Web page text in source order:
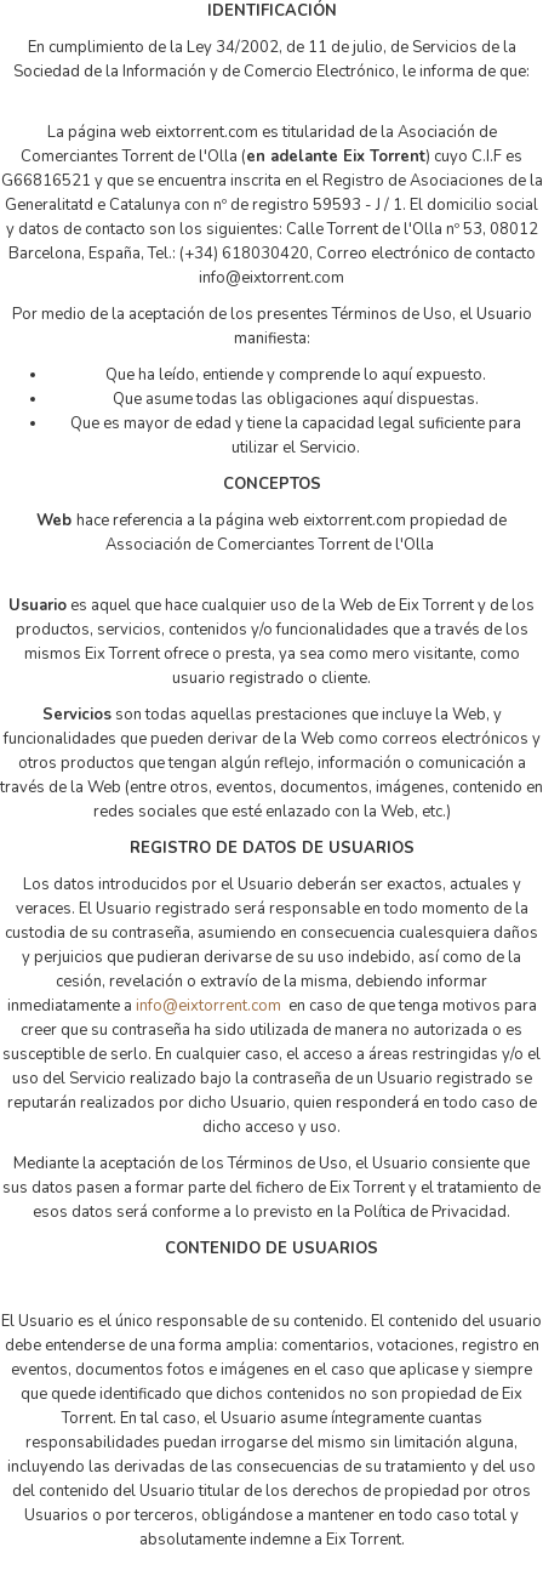
IDENTIFICACIÓN
En cumplimiento de la Ley 34/2002, de 11 de julio, de Servicios de la
Sociedad de la Información y de Comercio Electrónico, le informa de que:
La página web eixtorrent.com es titularidad de la Asociación de
Comerciantes Torrent de l'Olla (en adelante Eix Torrent) cuyo C.I.F es
G66816521 y que se encuentra inscrita en el Registro de Asociaciones de la
Generalitatd e Catalunya con nº de registro 59593 - J / 1. El domicilio social
y datos de contacto son los siguientes: Calle Torrent de l'Olla nº 53, 08012
Barcelona, España, Tel.: (+34) 618030420, Correo electrónico de contacto
info@eixtorrent.com
Por medio de la aceptación de los presentes Términos de Uso, el Usuario
manifiesta:
Que ha leído, entiende y comprende lo aquí expuesto.
Que asume todas las obligaciones aquí dispuestas.
Que es mayor de edad y tiene la capacidad legal suficiente para
utilizar el Servicio.
CONCEPTOS
Web hace referencia a la página web eixtorrent.com propiedad de
Associación de Comerciantes Torrent de l'Olla
Usuario es aquel que hace cualquier uso de la Web de Eix Torrent y de los
productos, servicios, contenidos y/o funcionalidades que a través de los
mismos Eix Torrent ofrece o presta, ya sea como mero visitante, como
usuario registrado o cliente.
Serviciosson todas aquellas prestaciones que incluye la Web, y
funcionalidades que pueden derivar de la Web como correos electrónicos y
otros productos que tengan algún reflejo, información o comunicación a
través de la Web (entre otros, eventos, documentos, imágenes, contenido en
redes sociales que esté enlazado con la Web, etc.)
REGISTRO DE DATOS DE USUARIOS
Los datos introducidos por el Usuario deberán ser exactos, actuales y
veraces. El Usuario registrado será responsable en todo momento de la
custodia de su contraseña, asumiendo en consecuencia cualesquiera daños
y perjuicios que pudieran derivarse de su uso indebido, así como de la
cesión, revelación o extravío de la misma, debiendo informar
inmediatamente a info@eixtorrent.com en caso de que tenga motivos para
creer que su contraseña ha sido utilizada de manera no autorizada o es
susceptible de serlo. En cualquier caso, el acceso a áreas restringidas y/o el
uso del Servicio realizado bajo la contraseña de un Usuario registrado se
reputarán realizados por dicho Usuario, quien responderá en todo caso de
dicho acceso y uso.
Mediante la aceptación de los Términos de Uso, el Usuario consiente que
sus datos pasen a formar parte del fichero de Eix Torrent y el tratamiento de
esos datos será conforme a lo previsto en la Política de Privacidad.
CONTENIDO DE USUARIOS
El Usuario es el único responsable de su contenido. El contenido del usuario
debe entenderse de una forma amplia: comentarios, votaciones, registro en
eventos, documentos fotos e imágenes en el caso que aplicase y siempre
que quede identificado que dichos contenidos no son propiedad de Eix
Torrent. En tal caso, el Usuario asume íntegramente cuantas
responsabilidades puedan irrogarse del mismo sin limitación alguna,
incluyendo las derivadas de las consecuencias de su tratamiento y del uso
del contenido del Usuario titular de los derechos de propiedad por otros
Usuarios o por terceros, obligándose a mantener en todo caso total y
absolutamente indemne a Eix Torrent.